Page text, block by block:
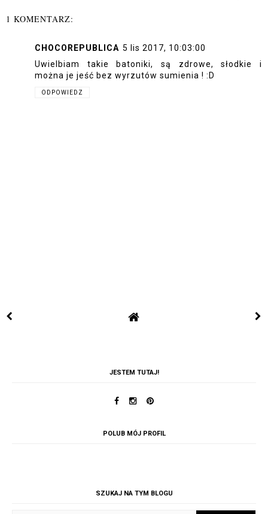
1 KOMENTARZ:
CHOCOREPUBLICA 5 lis 2017, 10:03:00
Uwielbiam takie batoniki, są zdrowe, słodkie i
można je jeść bez wyrzutów sumienia ! :D
ODPOWIEDZ
JESTEM TUTAJ!
POLUB MÓJ PROFIL
SZUKAJ NA TYM BLOGU